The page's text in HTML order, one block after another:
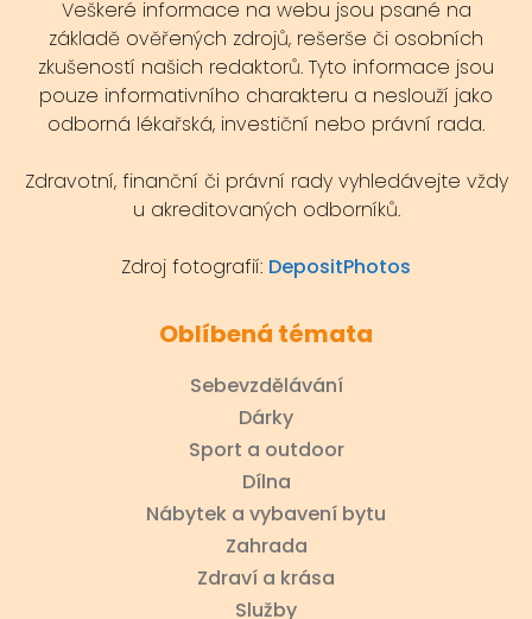
Veškeré informace na webu jsou psané na
základě ověřených zdrojů, rešerše či osobních
zkušeností našich redaktorů. Tyto informace jsou
pouze informativního charakteru a neslouží jako
odborná lékařská, investiční nebo právní rada.
Zdravotní, finanční či právní rady vyhledávejte vždy
u akreditovaných odborníků.
Zdroj fotografií: DepositPhotos
Oblíbená témata
Sebevzdělávání
Dárky
Sport a outdoor
Dílna
Nábytek a vybavení bytu
Zahrada
Zdraví a krása
Služby